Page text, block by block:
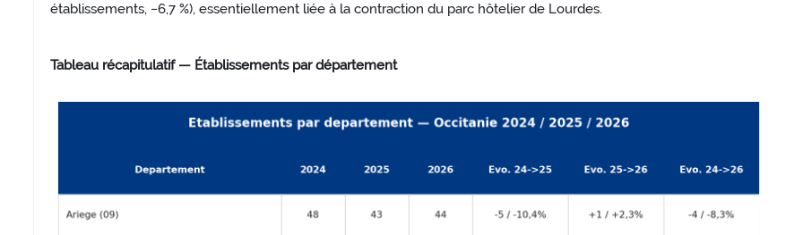
établissements, −6,7 %), essentiellement liée à la contraction du parc hôtelier de Lourdes.
Tableau récapitulatif — Établissements par département